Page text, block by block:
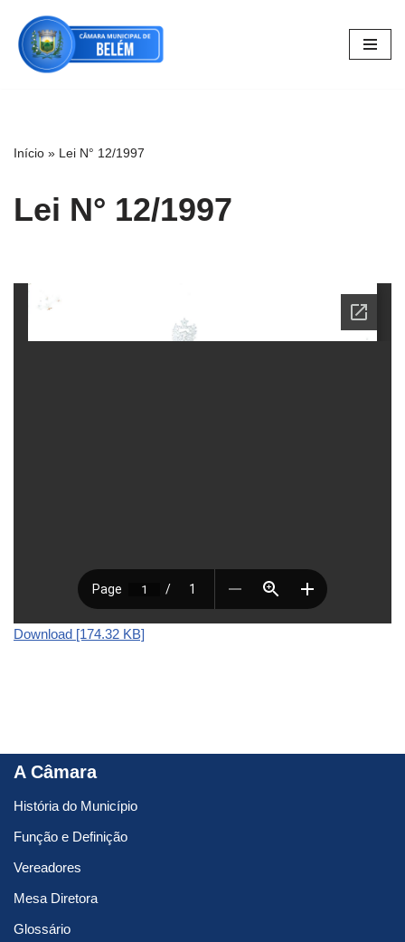
Pular
para
Início » Lei N° 12/1997
Lei N° 12/1997
Download [174.32 KB]
A Câmara
História do Município
Função e Definição
Vereadores
Mesa Diretora
Glossário